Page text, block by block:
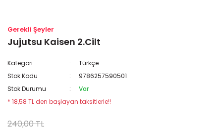
Gerekli Şeyler
Jujutsu Kaisen 2.Cilt
Kategori
Türkçe
Stok Kodu
9786257590501
Stok Durumu
Var
* 18,58 TL den başlayan taksitlerle!!
240,00 TL